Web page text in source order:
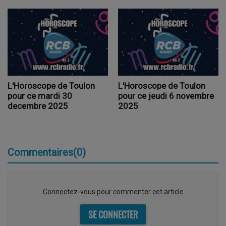
L'Horoscope de Toulon
pour ce mardi 30
decembre 2025
L'Horoscope de Toulon
pour ce jeudi 6 novembre
2025
Commentaires(0)
Connectez-vous pour commenter cet article
SE CONNECTER